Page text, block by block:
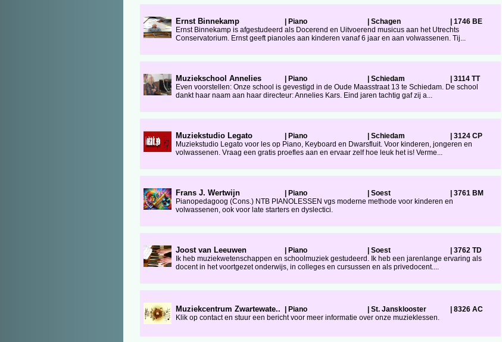
Ernst Binnekamp Piano Schagen
1746 BE
Ernst Binnekamp is afgestudeerd als Docerend en Uitvoerend musicus aan het Utrechts
Conservatorium. Ernst geeft pianoles aan kinderen vanaf 6 jaar en aan volwassenen. Tij...
Muziekschool Annelies Piano Schiedam
3114 TT
Even voorstellen: Onze school is gevestigd in de Oude Maasstraat 13 te Schiedam. De school
dankt haar naam aan haar directeur: Annelies Kars. Eind jaren tachtig gaf zij a...
Muziekstudio Legato Piano Schiedam
3124 CP
Muziekstudio Legato voor les op Piano, Keyboard en Dwarsfluit. Voor kinderen, jongeren en
volwassenen. Vraag een gratis proefles aan en ervaar zelf hoe leuk het is! Verme...
Frans J. Wertwijn Piano Soest
3761 BM
Pianopedagoog (Cons.) NTB PIANOLESSEN vgs moderne methode voor kinderen en
volwassenen, ook voor late starters en dyslectici.
Joost van Leeuwen Piano Soest
3762 TD
Ik heb muziekwetenschappen en schoolmuziek gestudeerd. Ik heb een jarenlange ervaring als
docent in het voortgezet onderwijs, in colleges en cursussen en als privedocent....
Muziekcentrum Zwartewate.. Piano St. Jansklooster
8326 AC
Klik op contact en stuur een bericht voor meer informatie over onze muzieklessen.